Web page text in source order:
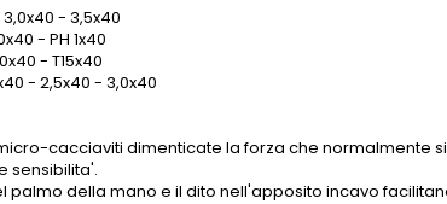
3,0x40 - 3,5x40
- PH 1x40
- T15x40
- 2,5x40 - 3,0x40
cacciaviti dimenticate la forza che normalmente
sensibilita'.
palmo della mano e il dito nell'apposito incavo